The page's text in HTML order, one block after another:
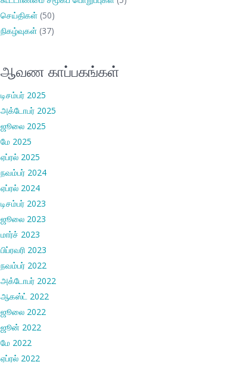
செய்திகள்(50)
நிகழ்வுகள்(37)
ஆவண காப்பகங்கள்
டிசம்பர் 2025
அக்டோபர் 2025
ஜூலை 2025
மே 2025
ஏப்ரல் 2025
நவம்பர் 2024
ஏப்ரல் 2024
டிசம்பர் 2023
ஜூலை 2023
மார்ச் 2023
பிப்ரவரி 2023
நவம்பர் 2022
அக்டோபர் 2022
ஆகஸ்ட் 2022
ஜூலை 2022
ஜூன் 2022
மே 2022
ஏப்ரல் 2022